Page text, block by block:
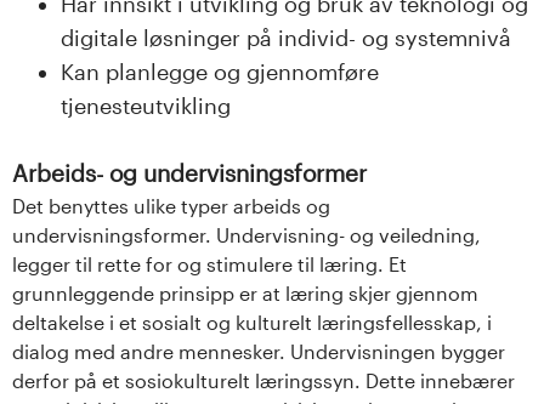
digitale løsninger på individ- og systemnivå
Kan planlegge og gjennomføre
tjenesteutvikling
Arbeids- og undervisningsformer
Det benyttes ulike typer arbeids og
undervisningsformer. Undervisning- og veiledning,
legger til rette for og stimulere til læring. Et
grunnleggende prinsipp er at læring skjer gjennom
deltakelse i et sosialt og kulturelt læringsfellesskap, i
dialog med andre mennesker. Undervisningen bygger
derfor på et sosiokulturelt læringssyn. Dette innebærer